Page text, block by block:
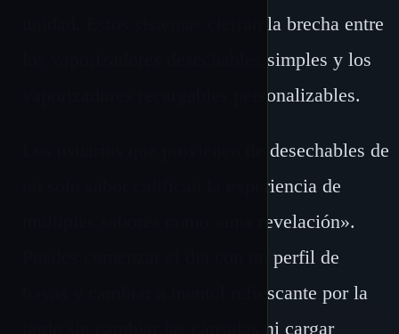
unidad. Estos sistemas cierran la brecha entre
los vaporizadores desechables simples y los
vaporizadores recargables personalizables.
Los usuarios que provienen de desechables de
un solo sabor califican la experiencia de
múltiples sabores como «una revelación».
Puedes comenzar el día con un perfil de
bayas y cambiar a mentol refrescante por la
tarde sin cambiar las cápsulas ni cargar